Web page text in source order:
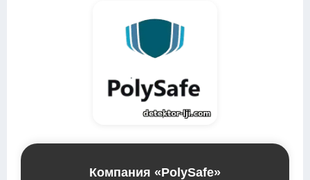
Компания «PolySafe»